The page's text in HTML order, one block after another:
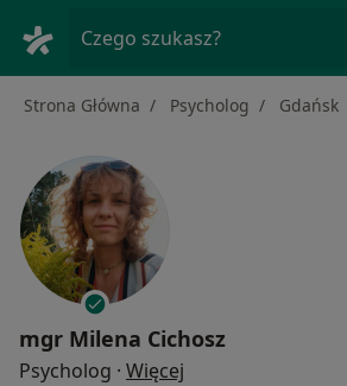
Czego szukasz?
Strona Główna Psycholog Gdańsk
mgr Milena Cichosz
Psycholog · Więcej